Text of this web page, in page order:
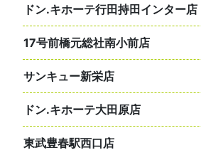
ドン.キホーテ行田持田インター店
17号前橋元総社南小前店
サンキュー新栄店
ドン.キホーテ大田原店
東武豊春駅西口店